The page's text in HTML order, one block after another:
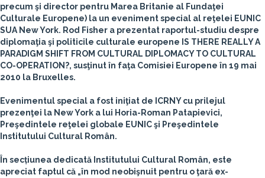
precum şi director pentru Marea Britanie al Fundaţei
Culturale Europene) la un eveniment special al reţelei EUNIC
SUA New York. Rod Fisher a prezentat raportul-studiu despre
diplomaţia şi politicile culturale europene IS THERE REALLY A
PARADIGM SHIFT FROM CULTURAL DIPLOMACY TO CULTURAL
CO-OPERATION?, susţinut în faţa Comisiei Europene în 19 mai
2010 la Bruxelles.
Evenimentul special a fost iniţiat de ICRNY cu prilejul
prezenţei la New York a lui Horia-Roman Patapievici,
Preşedintele reţelei globale EUNIC şi Preşedintele
Institutului Cultural Român.
În secțiunea dedicată Institutului Cultural Român, este
apreciat faptul că „în mod neobişnuit pentru o ţară ex-